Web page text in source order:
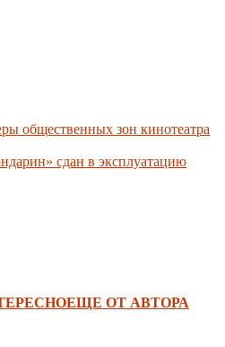
общественных зон кинотеатра
сдан в эксплуатацию
ЕЩЕ ОТ АВТОРА